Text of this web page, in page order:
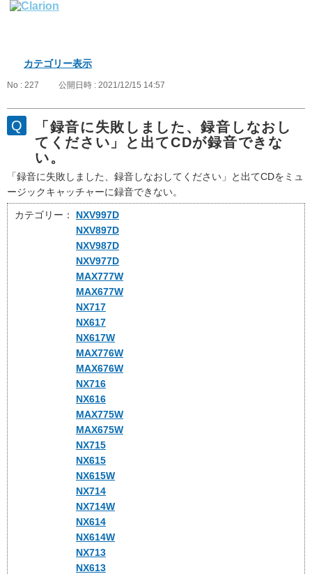
カテゴリー表示
No : 227 公開日時 : 2021/12/15 14:57
「録音に失敗しました、録音しなおし
てください」と出てCDが録音できな
い。
「録音に失敗しました、録音しなおしてください」と出てCDをミュ
ージックキャッチャーに録音できない。
カテゴリー：
NXV997D
NXV897D
NXV987D
NXV977D
MAX777W
MAX677W
NX717
NX617
NX617W
MAX776W
MAX676W
NX716
NX616
MAX775W
MAX675W
NX715
NX615
NX615W
NX714
NX714W
NX614
NX614W
NX713
NX613